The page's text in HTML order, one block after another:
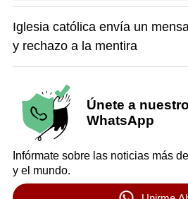
Iglesia católica envía un
y rechazo a la mentira
Únete a
WhatsApp
Infórmate sobre las noticias más
y el mundo.